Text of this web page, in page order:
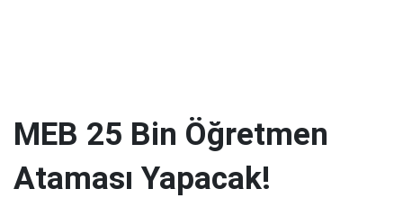
MEB 25 Bin Öğretmen
Ataması Yapacak!